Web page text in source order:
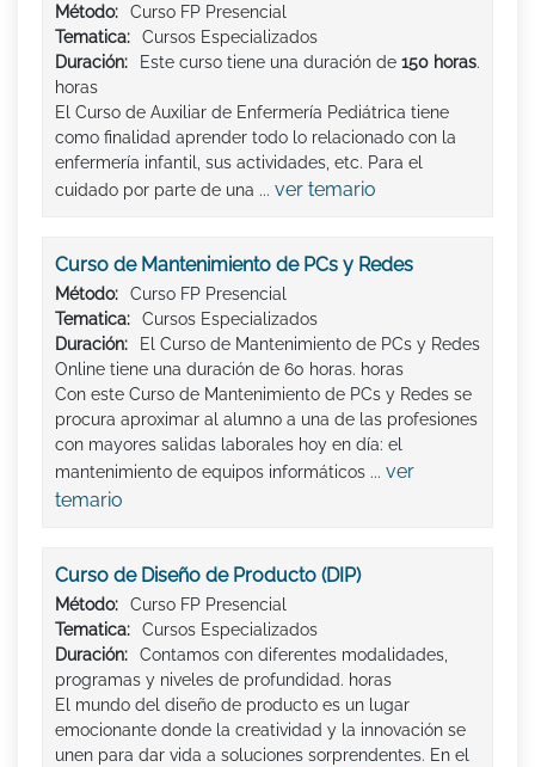
Método:
Curso FP Presencial
Tematica:
Cursos Especializados
Duración:
Este curso tiene una duración de 150 horas.
horas
El Curso de Auxiliar de Enfermería Pediátrica tiene
como finalidad aprender todo lo relacionado con la
enfermería infantil, sus actividades, etc. Para el
cuidado por parte de una ... ver temario
Curso de Mantenimiento de PCs y Redes
Método:
Curso FP Presencial
Tematica:
Cursos Especializados
Duración:
El Curso de Mantenimiento de PCs y Redes
Online tiene una duración de 60 horas. horas
Con este Curso de Mantenimiento de PCs y Redes se
procura aproximar al alumno a una de las profesiones
con mayores salidas laborales hoy en día: el
mantenimiento de equipos informáticos ... ver
temario
Curso de Diseño de Producto (DIP)
Método:
Curso FP Presencial
Tematica:
Cursos Especializados
Duración:
Contamos con diferentes modalidades,
programas y niveles de profundidad. horas
El mundo del diseño de producto es un lugar
emocionante donde la creatividad y la innovación se
unen para dar vida a soluciones sorprendentes. En el